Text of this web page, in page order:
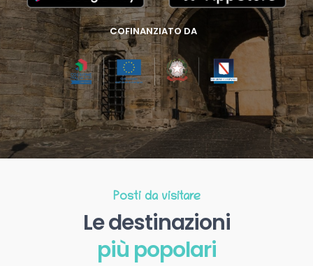
COFINANZIATO DA
Posti da visitare
Le destinazioni
più popolari